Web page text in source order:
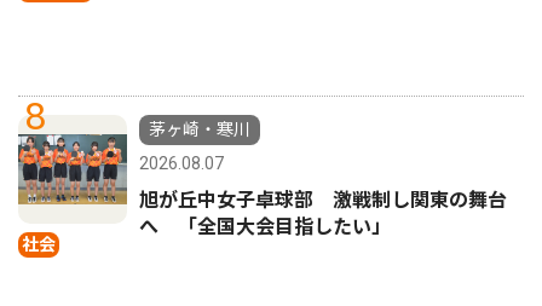
8
社会
茅ヶ崎・寒川
2026.08.07
旭が丘中女子卓球部 激戦制し関東の舞台
へ 「全国大会目指したい」